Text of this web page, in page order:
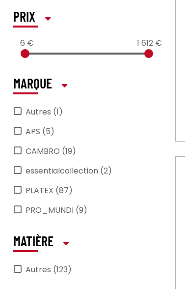
PRIX
6 € 1 612 €
MARQUE
Autres (1)
APS (5)
CAMBRO (19)
essentialcollection (2)
PLATEX (87)
PRO_MUNDI (9)
MATIÈRE
Autres (123)